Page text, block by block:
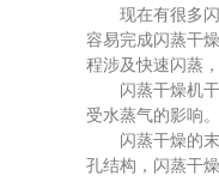
现在有很多闪
容易完成闪蒸干
程涉及快速闪蒸
闪蒸干燥机干
受水蒸气的影响
闪蒸干燥的末
孔结构，闪蒸干